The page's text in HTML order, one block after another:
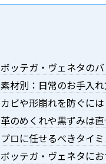
ボッテガ・ヴェネタの
素材別：日常のお手入
カビや形崩れを防ぐに
革のめくれや黒ずみは
プロに任せるべきタイ
ボッテガ・ヴェネタに